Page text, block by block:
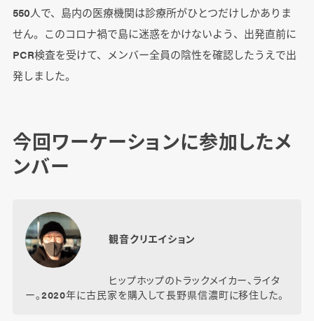
550人で、島内の医療機関は診療所がひとつだけしかありま
せん。このコロナ禍で島に迷惑をかけないよう、出発直前に
PCR検査を受けて、メンバー全員の陰性を確認したうえで出
発しました。
今回ワーケーションに参加したメ
ンバー
観音クリエイション
ヒップホップのトラックメイカー、ライタ
ー。2020年に古民家を購入して長野県信濃町に移住した。